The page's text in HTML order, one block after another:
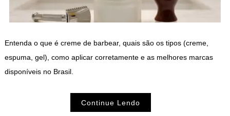
Entenda o que é creme de barbear, quais são os tipos (creme,
espuma, gel), como aplicar corretamente e as melhores marcas
disponíveis no Brasil.
Continue Lendo